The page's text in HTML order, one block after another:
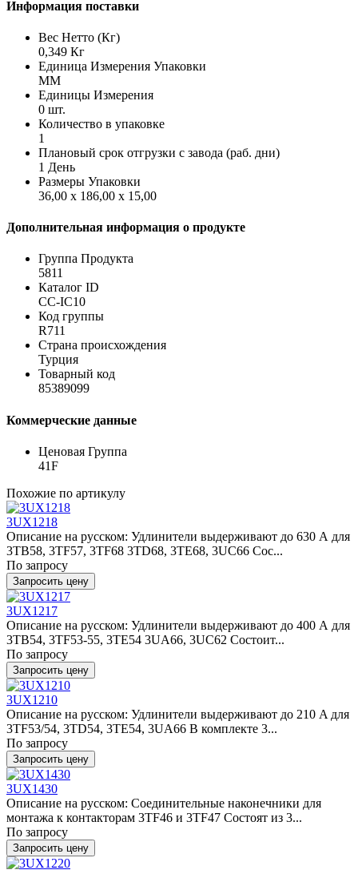
Информация поставки
Вес Нетто (Кг)
0,349 Кг
Единица Измерения Упаковки
MM
Единицы Измерения
0 шт.
Количество в упаковке
1
Плановый срок отгрузки с завода (раб. дни)
1 День
Размеры Упаковки
36,00 x 186,00 x 15,00
Дополнительная информация о продукте
Группа Продукта
5811
Каталог ID
CC-IC10
Код группы
R711
Страна происхождения
Турция
Товарный код
85389099
Коммерческие данные
Ценовая Группа
41F
Похожие по артикулу
3UX1218
Описание на русском: Удлинители выдерживают до 630 А для
3TB58, 3TF57, 3TF68 3TD68, 3TE68, 3UC66 Сос...
По запросу
Запросить цену
3UX1217
Описание на русском: Удлинители выдерживают до 400 А для
3TB54, 3TF53-55, 3TE54 3UA66, 3UC62 Состоит...
По запросу
Запросить цену
3UX1210
Описание на русском: Удлинители выдерживают до 210 A для
3TF53/54, 3TD54, 3TE54, 3UA66 В комплекте 3...
По запросу
Запросить цену
3UX1430
Описание на русском: Соединительные наконечники для
монтажа к контакторам 3TF46 и 3TF47 Состоят из 3...
По запросу
Запросить цену